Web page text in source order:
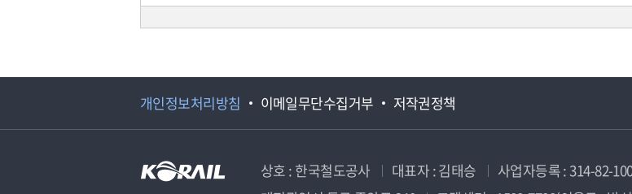
개인정보처리방침 이메일무단수집거부 저작권정책
상호 : 한국철도공사 대표자 : 김태승 사업자등록 : 314-82-